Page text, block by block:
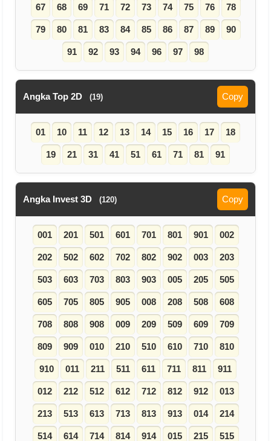
67 68 69 71 72 73 74 75 76 78
79 80 81 83 84 85 86 87 89 90
91 92 93 94 96 97 98
Angka Top 2D (19) Copy
01 10 11 12 13 14 15 16 17 18
19 21 31 41 51 61 71 81 91
Angka Invest 3D (120) Copy
001 201 501 601 701 801 901 002
202 502 602 702 802 902 003 203
503 603 703 803 903 005 205 505
605 705 805 905 008 208 508 608
708 808 908 009 209 509 609 709
809 909 010 210 510 610 710 810
910 011 211 511 611 711 811 911
012 212 512 612 712 812 912 013
213 513 613 713 813 913 014 214
514 614 714 814 914 015 215 515